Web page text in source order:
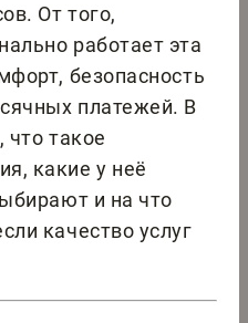
От того,
работает эта
безопасность
платежей. В
что такое
какие у неё
и на что
качество услуг